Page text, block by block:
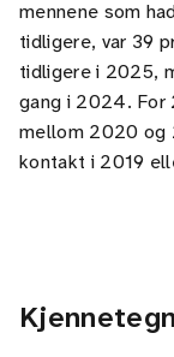
mennene som
tidligere, var 39
tidligere i 2025,
gang i 2024.
mellom 2020 og
kontakt i 2019